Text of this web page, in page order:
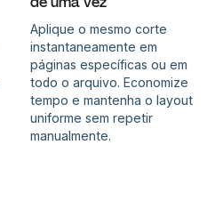
Aplique o mesmo corte
instantaneamente em
páginas específicas ou em
todo o arquivo. Economize
tempo e mantenha o layout
uniforme sem repetir
manualmente.